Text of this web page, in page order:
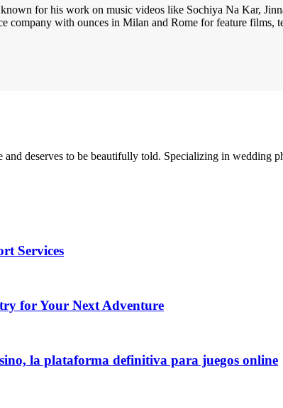
for his work on music videos like Sochiya Na Kar,
company with ounces in Milan and Rome for feature films,
deserves to be beautifully told. Specializing in wedding
Services
for Your Next Adventure
la plataforma definitiva para juegos online